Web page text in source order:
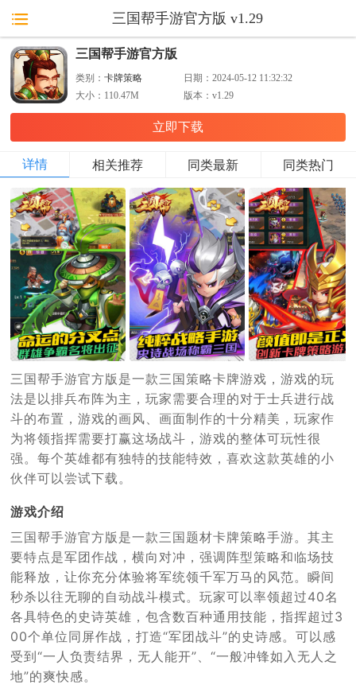
三国帮手游官方版 v1.29
三国帮手游官方版
类别：卡牌策略 日期：2024-05-12 11:32:32
大小： 110.47M 版本：v1.29
立即下载
详情 相关推荐 同类最新 同类热门
三国帮手游官方版是一款三国策略卡牌游戏，游戏的玩
法是以排兵布阵为主，玩家需要合理的对于士兵进行战
斗的布置，游戏的画风、画面制作的十分精美，玩家作
为将领指挥需要打赢这场战斗，游戏的整体可玩性很
强。每个英雄都有独特的技能特效，喜欢这款英雄的小
伙伴可以尝试下载。
游戏介绍
三国帮手游官方版 是一款三国题材卡牌策略手游。其主
要特点是军团作战，横向对冲，强调阵型策略和临场技
能释放，让你充分体验将军统领千军万马的风范。瞬间
秒杀以往无聊的自动战斗模式。玩家可以率领超过40名
各具特色的史诗英雄，包含数百种通用技能，指挥超过3
00个单位同屏作战，打造“军团战斗”的史诗感。可以感
受到“一人负责结界，无人能开”、“一般冲锋如入无人之
地”的爽快感。